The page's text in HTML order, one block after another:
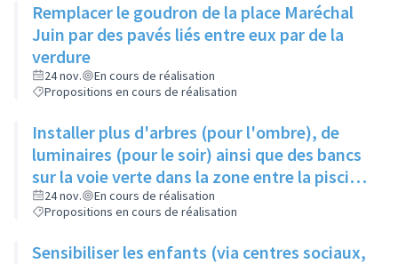
Remplacer le goudron de la place Maréchal
Juin par des pavés liés entre eux par de la
verdure
24 nov.
En cours de réalisation
Propositions en cours de réalisation
Installer plus d'arbres (pour l'ombre), de
luminaires (pour le soir) ainsi que des bancs
sur la voie verte dans la zone entre la piscine
et la rue de l'Industrie
24 nov.
En cours de réalisation
Propositions en cours de réalisation
Sensibiliser les enfants (via centres sociaux,